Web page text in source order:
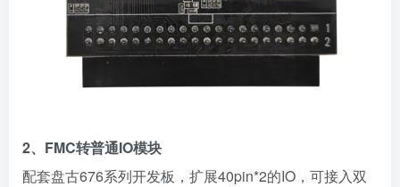
2、FMC转普通IO模块
配套盘古676系列开发板，扩展40pin*2的IO，可接入双